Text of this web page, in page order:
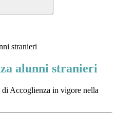
stranieri
alunni stranieri
Accoglienza in vigore nella